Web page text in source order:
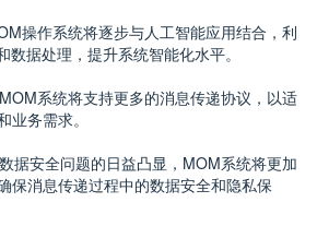
操作系统将逐步与人工智能应用结合，利
数据处理，提升系统智能化水平。
系统将支持更多的消息传递协议，以适
业务需求。
据安全问题的日益凸显，MOM系统将更加
保消息传递过程中的数据安全和隐私保